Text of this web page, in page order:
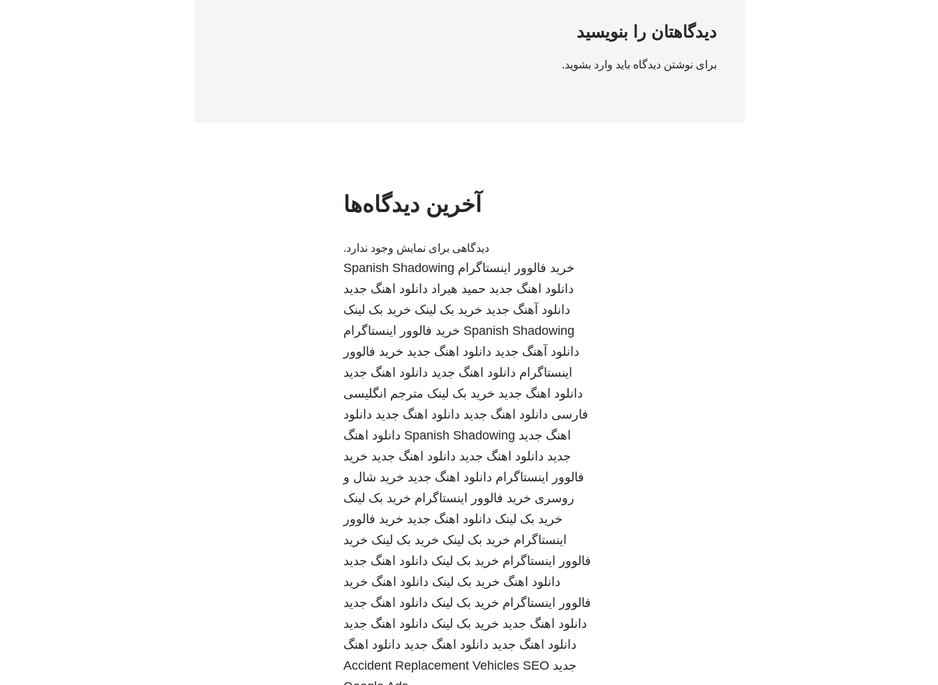
دیدگاهتان را بنویسید
برای نوشتن دیدگاه باید وارد بشوید.
آخرین دیدگاه‌ها
دیدگاهی برای نمایش وجود ندارد.
خرید فالوور اینستاگرام Spanish Shadowing
دانلود اهنگ جدید حمید هیراد دانلود اهنگ جدید
دانلود آهنگ جدید خرید بک لینک خرید بک لینک
Spanish Shadowing خرید فالوور اینستاگرام
دانلود آهنگ جدید دانلود اهنگ جدید خرید فالوور
اینستاگرام دانلود اهنگ جدید دانلود اهنگ جدید
دانلود اهنگ جدید خرید بک لینک مترجم انگلیسی
فارسی دانلود اهنگ جدید دانلود اهنگ جدید دانلود
اهنگ جدید Spanish Shadowing دانلود اهنگ
جدید دانلود اهنگ جدید دانلود اهنگ جدید خرید
فالوور اینستاگرام دانلود اهنگ جدید خرید شال و
روسری خرید فالوور اینستاگرام خرید بک لینک
خرید بک لینک دانلود اهنگ جدید خرید فالوور
اینستاگرام خرید بک لینک خرید بک لینک خرید
فالوور اینستاگرام خرید بک لینک دانلود اهنگ جدید
دانلود اهنگ خرید بک لینک دانلود اهنگ خرید
فالوور اینستاگرام خرید بک لینک دانلود اهنگ جدید
دانلود اهنگ جدید خرید بک لینک دانلود اهنگ جدید
دانلود اهنگ جدید دانلود اهنگ جدید دانلود اهنگ
جدید
Accident Replacement Vehicles SEO